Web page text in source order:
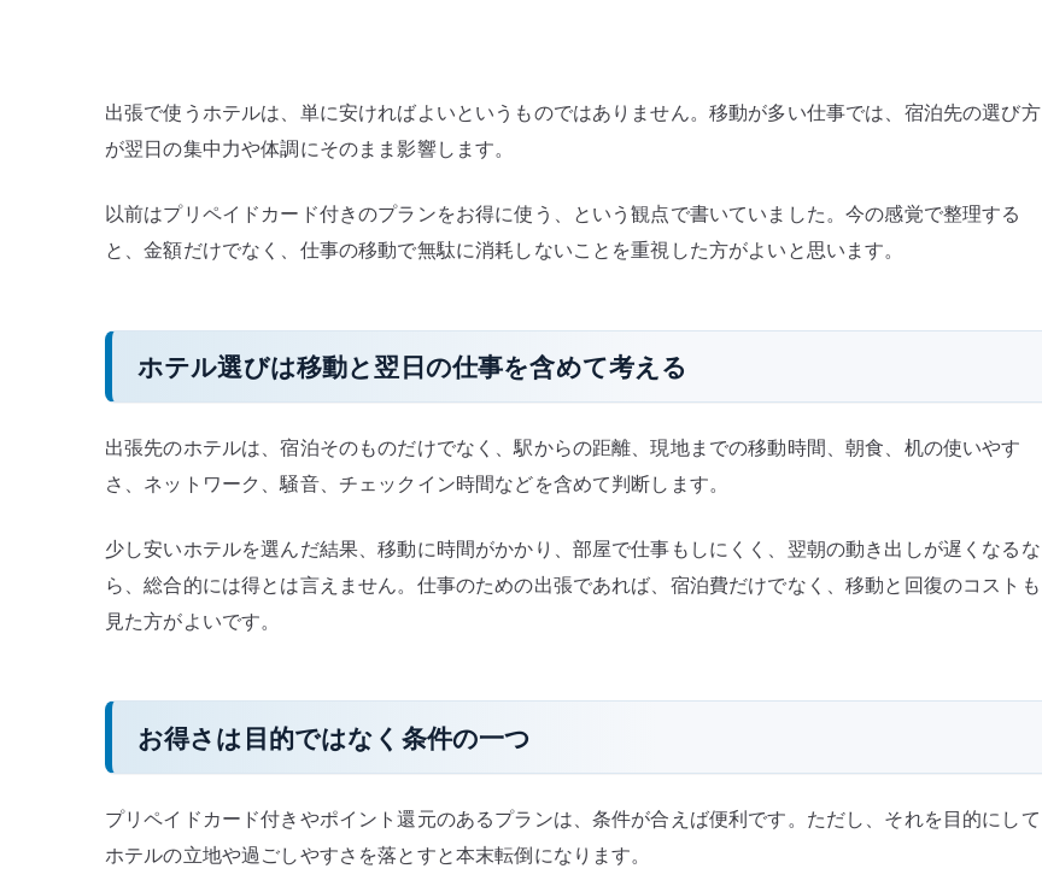
移
で
耗
し
実
務
線
の
出張で使うホテルは、単に安ければよいというものではありません。移動が多い仕事では、宿泊先の選び方
が翌日の集中力や体調にそのまま影響します。
以前はプリペイドカード付きのプランをお得に使う、という観点で書いていました。今の感覚で整理する
と、金額だけでなく、仕事の移動で無駄に消耗しないことを重視した方がよいと思います。
ホテル選びは移動と翌日の仕事を含めて考える
出張先のホテルは、宿泊そのものだけでなく、駅からの距離、現地までの移動時間、朝食、机の使いやす
さ、ネットワーク、騒音、チェックイン時間などを含めて判断します。
少し安いホテルを選んだ結果、移動に時間がかかり、部屋で仕事もしにくく、翌朝の動き出しが遅くなるな
ら、総合的には得とは言えません。仕事のための出張であれば、宿泊費だけでなく、移動と回復のコストも
見た方がよいです。
お得さは目的ではなく条件の一つ
プリペイドカード付きやポイント還元のあるプランは、条件が合えば便利です。ただし、それを目的にして
ホテルの立地や過ごしやすさを落とすと本末転倒になります。